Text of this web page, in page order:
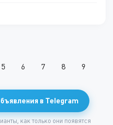
5 6 7 8 9
в Telegram
как только они появятся